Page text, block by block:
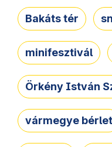
Bakáts tér
minifesztivál
Örkény István
vármegye bérlet